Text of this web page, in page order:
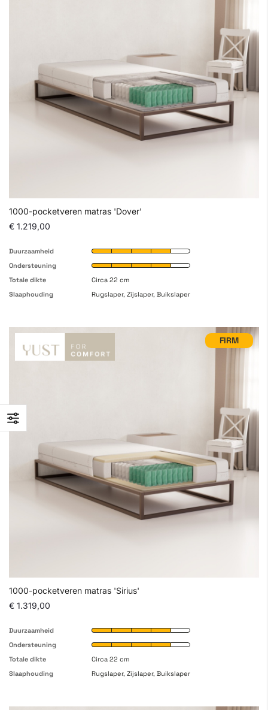
1000-pocketveren matras 'Dover'
€ 1.219,00
Duurzaamheid
Ondersteuning
Totale dikte
Circa 22 cm
Slaaphouding
Rugslaper, Zijslaper, Buikslaper
FIRM
1000-pocketveren matras 'Sirius'
€ 1.319,00
Duurzaamheid
Ondersteuning
Totale dikte
Circa 22 cm
Slaaphouding
Rugslaper, Zijslaper, Buikslaper